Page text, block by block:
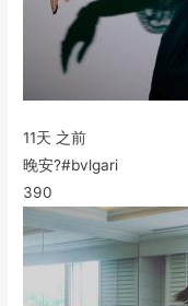
11天 之前
晚安?#bvlgari
390